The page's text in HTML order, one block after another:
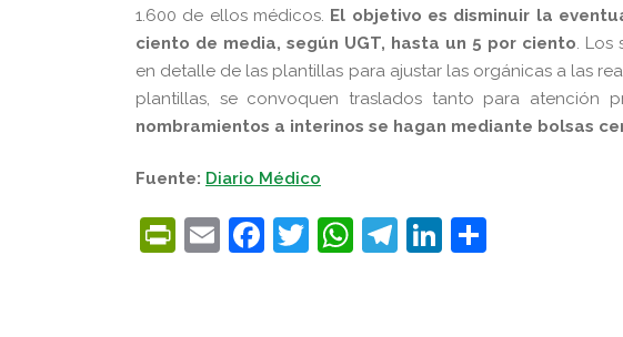
1.600 de ellos médicos. El objetivo es disminuir la
ciento de media, según UGT, hasta un 5 por ciento. Los
en detalle de las plantillas para ajustar las orgánicas a las
plantillas, se convoquen traslados tanto para atención
nombramientos a interinos se hagan mediante bolsas
Fuente: Diario Médico
PrintFriendly
EmailFacebook
Twitter
WhatsApp
Telegram
LinkedIn